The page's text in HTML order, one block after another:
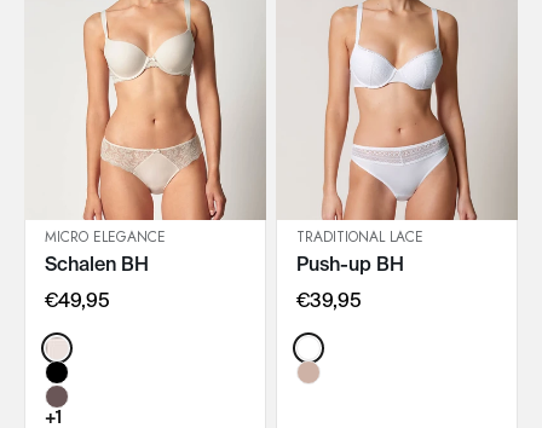
IN DEN WARENKORB
MICRO ELEGANCE
Schalen BH
€49,95
Color:
+1
IN DEN WARENKORB
TRADITIONAL LACE
Push-up BH
€39,95
Color: